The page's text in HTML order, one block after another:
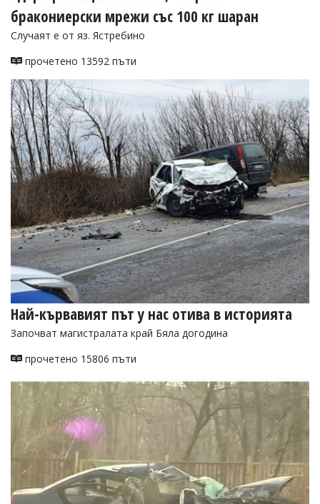
Коментарите
под
статиите
въвеждат
от
читателите
и
редакцията
не
носи
отговорност
за
тях!
Ако
откриете
обиден
за
вас
коментар,
моля
сигнализирайте
ни!
бракониерски мрежи със 100 кг шаран
Случаят е от яз. Ястребино
прочетено 13592 пъти
Най-кървавият път у нас отива в историята
Започват магистралата край Бяла догодина
прочетено 15806 пъти